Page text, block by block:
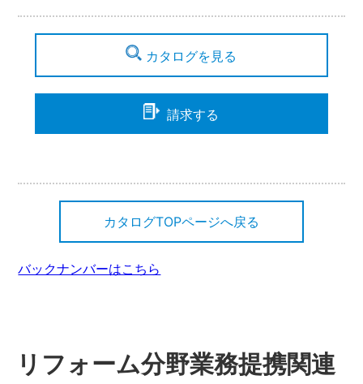
カタログを見る
請求する
カタログTOPページへ戻る
バックナンバーはこちら
リフォーム分野業務提携関連